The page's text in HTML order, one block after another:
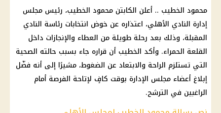
محمود الخطيب .. أعلن الكابتن محمود الخطيب، رئيس مجلس
إدارة النادي الأهلي، اعتذاره عن خوض انتخابات رئاسة النادي
المقبلة، وذلك بعد رحلة طويلة من العطاء والإنجازات داخل
القلعة الحمراء. وأكد الخطيب أن قراره جاء بسبب حالته الصحية
التي تستلزم الراحة والابتعاد عن الضغوط، مشيرًا إلى أنه فضّل
إبلاغ أعضاء مجلس الإدارة بوقت كافٍ لإتاحة الفرصة أمام
الراغبين في الترشح.